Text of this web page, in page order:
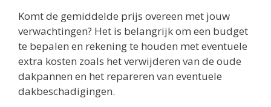
Komt de gemiddelde prijs overeen met jouw
verwachtingen? Het is belangrijk om een budget
te bepalen en rekening te houden met eventuele
extra kosten zoals het verwijderen van de oude
dakpannen en het repareren van eventuele
dakbeschadigingen.